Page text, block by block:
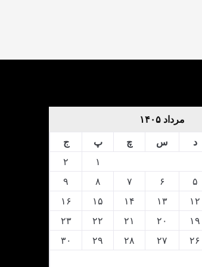
مرداد ۱۴۰۵
د س چ پ
ج
۱
۲
۵ ۶ ۷ ۸
۹
۱۲ ۱۳ ۱۴ ۱۵
۱۶
۱۹ ۲۰ ۲۱ ۲۲
۲۳
۲۶ ۲۷ ۲۸ ۲۹
۳۰